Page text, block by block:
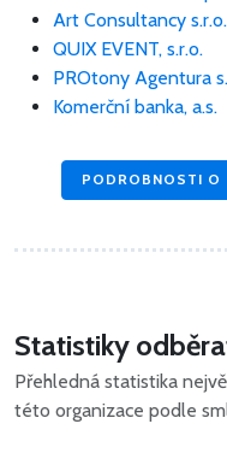
Art Consultancy s.r.o.
QUIX EVENT, s.r.o.
PROtony Agentura
Komerční banka, a.s.
PODROBNOSTI O
Statistiky
Přehledná statistika
této organizace podle